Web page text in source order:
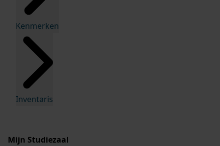
Kenmerken
Inventaris
Mijn Studiezaal